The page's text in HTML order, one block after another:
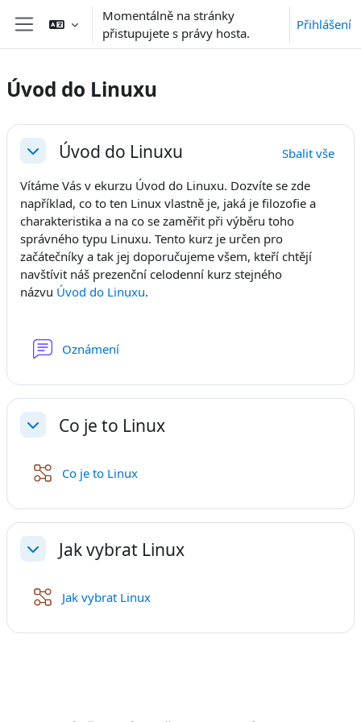
Přejít k hlavnímu obsahu
Boční panel
Momentálně na stránky
přistupujete s právy hosta.
Přihlášení
Úvod do Linuxu
Osnova sekce
Sbalit Úvod do Linuxu
Sbalit vše
Vítáme Vás v ekurzu Úvod do Linuxu. Dozvíte se zde
například, co to ten Linux vlastně je, jaká je filozofie a
charakteristika a na co se zaměřit při výběru toho
správného typu Linuxu. Tento kurz je určen pro
začátečníky a tak jej doporučujeme všem, kteří chtějí
navštívit náš prezenční celodenní kurz stejného
názvu Úvod do Linuxu.
Oznámení
Sbalit Co je to Linux
Co je to LinuxPřednáška
SbalitJak vybrat Linux
Jak vybrat LinuxPřednáška